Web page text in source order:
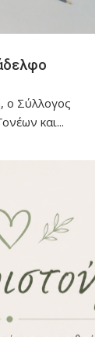
ο Σύλλογος
και...